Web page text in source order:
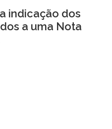
indicação dos
a uma Nota